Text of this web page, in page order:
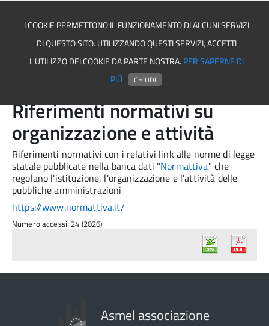
Asmel associazione
Riferimenti normativi su
organizzazione e attività
Riferimenti normativi con i relativi link alle norme di legge
statale pubblicate nella banca dati "Normattiva" che
regolano l'istituzione, l'organizzazione e l'attività delle
pubbliche amministrazioni
https://www.normattiva.it/
Numero accessi: 24 (2026)
Asmel associazione
I COOKIE PERMETTONO IL FUNZIONAMENTO DI ALCUNI SERVIZI
DI QUESTO SITO. UTILIZZANDO QUESTI SERVIZI, ACCETTI
L'UTILIZZO DEI COOKIE DA PARTE NOSTRA. PER SAPERNE DI
PIÙ
CHIUDI